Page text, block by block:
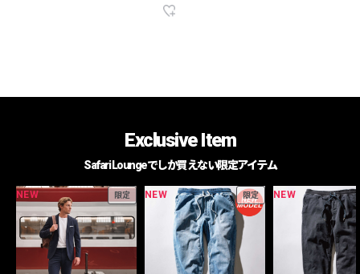
Exclusive Item
Safari Loungeでしか買えない限定アイテム
NEW 限定 NEW 限定 NEW